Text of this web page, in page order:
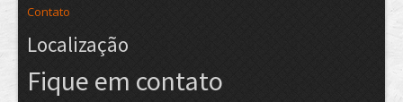
Contato
Localização
Fique em contato